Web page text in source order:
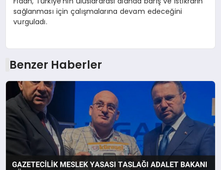
sağlanması için çalışmalarına devam edeceğini
vurguladı.
Benzer Haberler